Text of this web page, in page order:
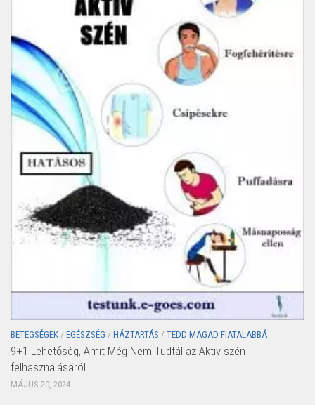
BETEGSÉGEK / EGÉSZSÉG / HÁZTARTÁS / TEDD MAGAD FIATALABBÁ
9+1 Lehetőség, Amit Még Nem Tudtál az Aktiv szén
felhasználásáról
MÁJUS 20, 2024